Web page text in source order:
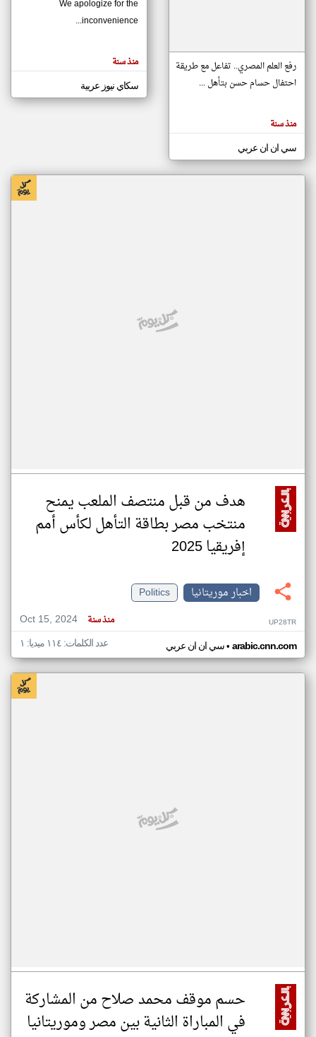
مصادر الأخبار من موريتانيا
اخبار موريتانيا على مدار الساعة
أهم اخبار موريتانيا العاجلة والمباشرة
المقالات
الموجوده
هنا عن
رفع العلم المصري.. تفاعل مع طريقة
احتفال حسام حسن بتأهل ...
منذ سنة
سي ان ان عربي
We apologize for the
inconvenience...
منذ سنة
سكاي نيوز عربية
هدف من قبل منتصف الملعب يمنح
منتخب مصر بطاقة التأهل لكأس أمم
إفريقيا 2025
اخبار موريتانيا
Politics
Oct 15, 2024
منذ سنة UP28TR
سي ان ان عربي• arabic.cnn.com عدد الكلمات: ١١٤ ميديا: ١
حسم موقف محمد صلاح من المشاركة
في المباراة الثانية بين مصر وموريتانيا
klyoum.com